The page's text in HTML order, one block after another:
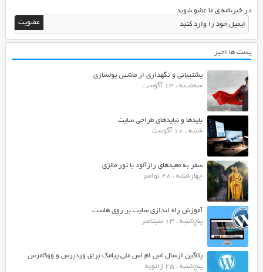
در خبرنامه ی ما عضو شوید
پست ها اخیر
پشتیبانی و نگهداری از ماشین پولسازی
سه‌شنبه ، 13 آگوست
بایدها و نبایدهای طراحی سایت
شنبه ، 10 آگوست
سفر به معبدهای رازآلود با تور مالزی
چهارشنبه ، 28 نوامبر
آموزش راه اندازی سایت بر روی هاست
پنج‌شنبه ، 13 سپتامبر
پلاگین ارسال اس ام اس ملی پیامک برای وردپرس و ووکامرس
پنج‌شنبه ، 25 ژانویه